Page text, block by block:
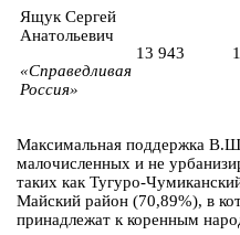
Ящук Сергей
Анатольевич
«Справедливая
Россия»
13 943
Максимальная поддержка
малочисленных и не
таких как Тугуро-
Майский район (70,89%), в
принадлежат к коренным